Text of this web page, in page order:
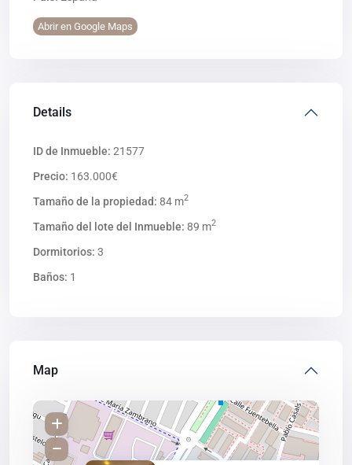
Abrir en Google Maps
Details
ID de Inmueble: 21577
Precio: 163.000€
Tamaño de la propiedad: 84 m2
Tamaño del lote del Inmueble: 89 m2
Dormitorios: 3
Baños: 1
Map